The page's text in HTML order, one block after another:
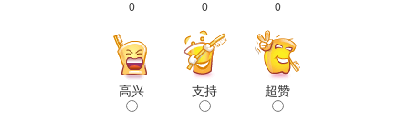
0
高兴
0
支持
0
超赞